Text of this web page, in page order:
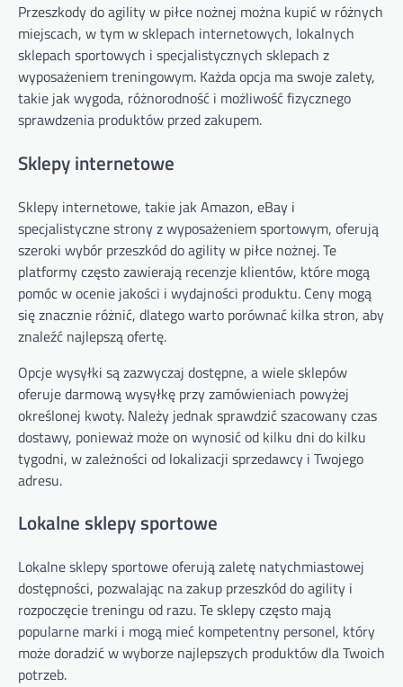
Przeszkody do agility w piłce nożnej można kupić w różnych
miejscach, w tym w sklepach internetowych, lokalnych
sklepach sportowych i specjalistycznych sklepach z
wyposażeniem treningowym. Każda opcja ma swoje zalety,
takie jak wygoda, różnorodność i możliwość fizycznego
sprawdzenia produktów przed zakupem.
Sklepy internetowe
Sklepy internetowe, takie jak Amazon, eBay i
specjalistyczne strony z wyposażeniem sportowym, oferują
szeroki wybór przeszkód do agility w piłce nożnej. Te
platformy często zawierają recenzje klientów, które mogą
pomóc w ocenie jakości i wydajności produktu. Ceny mogą
się znacznie różnić, dlatego warto porównać kilka stron, aby
znaleźć najlepszą ofertę.
Opcje wysyłki są zazwyczaj dostępne, a wiele sklepów
oferuje darmową wysyłkę przy zamówieniach powyżej
określonej kwoty. Należy jednak sprawdzić szacowany czas
dostawy, ponieważ może on wynosić od kilku dni do kilku
tygodni, w zależności od lokalizacji sprzedawcy i Twojego
adresu.
Lokalne sklepy sportowe
Lokalne sklepy sportowe oferują zaletę natychmiastowej
dostępności, pozwalając na zakup przeszkód do agility i
rozpoczęcie treningu od razu. Te sklepy często mają
popularne marki i mogą mieć kompetentny personel, który
może doradzić w wyborze najlepszych produktów dla Twoich
potrzeb.